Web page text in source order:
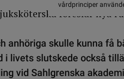
vårdprinciper
anhöriga skulle kunna få
i livets slutskede också
vid Sahlgrenska